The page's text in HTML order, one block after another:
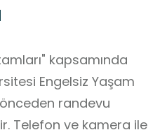
kapsamında
Engelsiz Yaşam
randevu
Telefon ve kamera ile